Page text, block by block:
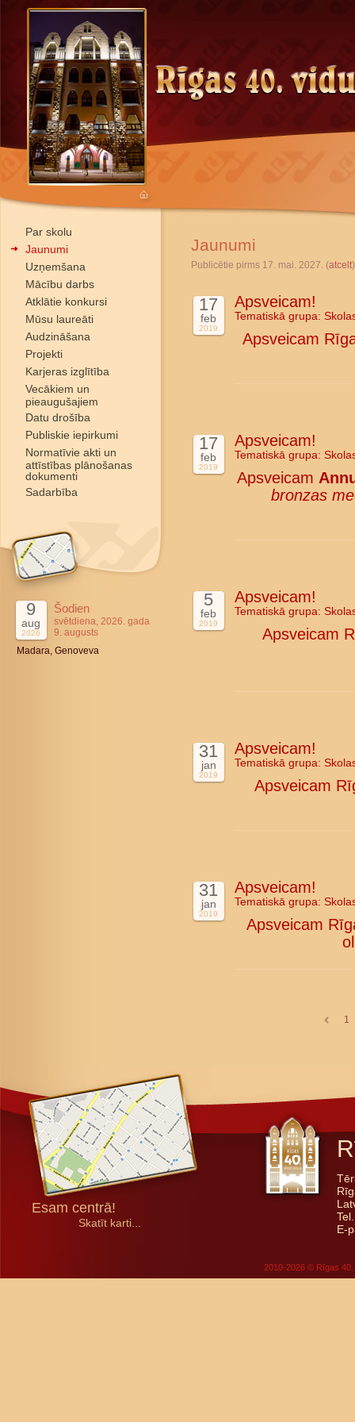
Par skolu
Jaunumi
Uzņemšana
Mācību darbs
Atklātie konkursi
Mūsu laureāti
Audzināšana
Projekti
Karjeras izglītība
Vecākiem un
pieaugušajiem
Datu drošība
Publiskie iepirkumi
Normatīvie akti un
attīstības plānošanas
dokumenti
Sadarbība
9
aug
2026
Šodien
svētdiena, 2026. gada
9. augusts
Madara, Genoveva
Jaunumi
Publicētie pirms 17. mai. 2027. (atcelt)
17
feb
2019
Apsveicam!
Tematiskā grupa:
Apsveicam
17
feb
2019
Apsveicam!
Tematiskā grupa:
Apsveicam
bronzas
5
feb
2019
Apsveicam!
Tematiskā grupa:
Apsveicam
31
jan
2019
Apsveicam!
Tematiskā grupa:
Apsveicam
31
jan
2019
Apsveicam!
Tematiskā grupa:
Apsveicam
1
Esam centrā!
Skatīt karti...
E-
2010-2026 © Rīgas